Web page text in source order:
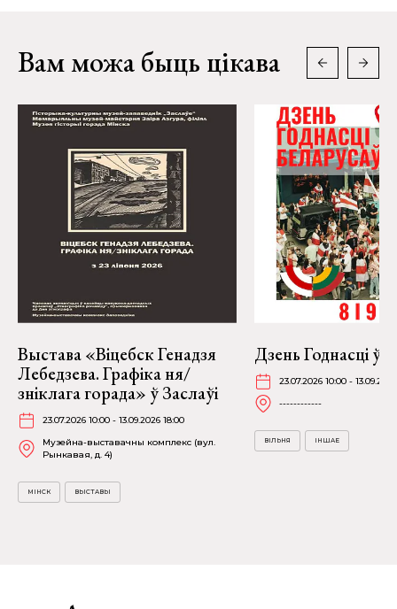
Вам можа быць цікава
Выстава «Віцебск Генадзя
Лебедзева. Графіка ня/
зніклага горада» ў Заслаўі
23.07.2026 10:00 - 13.09.2026 18:00
Музейна-выставачны комплекс (вул.
Рынкавая, д. 4)
МІНСК ВЫСТАВЫ
Дзень Годнасці ў
23.07.2026 10:00 -
------------
ВІЛЬНЯ ІНШАЕ